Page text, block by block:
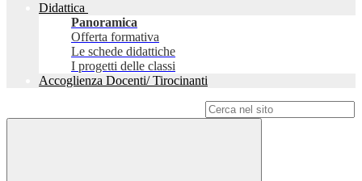
Didattica
Panoramica
Offerta formativa
Le schede didattiche
I progetti delle classi
Accoglienza Docenti/ Tirocinanti